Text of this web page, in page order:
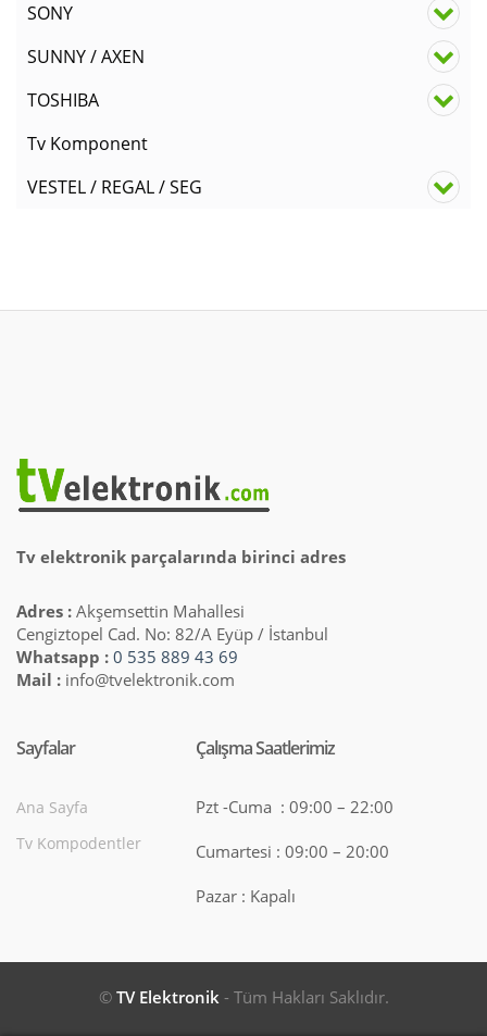
SONY
SUNNY / AXEN
TOSHIBA
Tv Komponent
VESTEL / REGAL / SEG
Tv elektronik parçalarında birinci adres
Adres : Akşemsettin Mahallesi
Cengiztopel Cad. No: 82/A Eyüp / İstanbul
Whatsapp : 0 535 889 43 69
Mail : info@tvelektronik.com
Sayfalar
Ana Sayfa
Tv Kompodentler
Çalışma Saatlerimiz
Pzt -Cuma : 09:00 – 22:00
Cumartesi : 09:00 – 20:00
Pazar : Kapalı
© TV Elektronik- Tüm Hakları Saklıdır.